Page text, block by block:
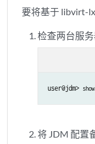
要将基于 libvirt-
检查两台服
user@jdm>
将 JDM 配置